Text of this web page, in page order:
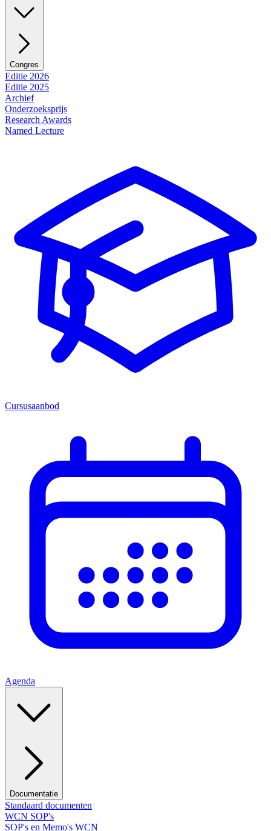
Congres
Editie 2026
Editie 2025
Archief
Onderzoeksprijs
Research Awards
Named Lecture
Cursusaanbod
Agenda
Documentatie
Standaard documenten
WCN SOP's
SOP's en Memo's WCN